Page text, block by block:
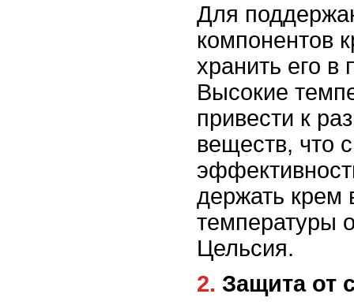
Для
компонентов
хранить его
Высокие
привести к
веществ, что
держать крем
температуры
Цельсия.
2. Защита от